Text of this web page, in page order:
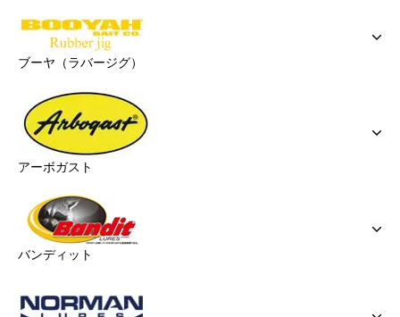
ブーヤ（ラバージグ）
アーボガスト
バンディット